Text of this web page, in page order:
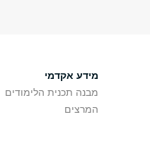
מידע אקדמי
מבנה תכנית הלימודים
המרצים